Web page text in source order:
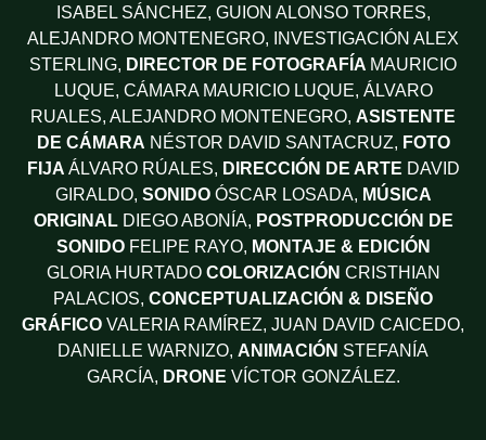
ISABEL SÁNCHEZ, GUION ALONSO TORRES,
ALEJANDRO MONTENEGRO,
INVESTIGACIÓN ALEX
STERLING, DIRECTOR DE FOTOGRAFÍA MAURICIO
LUQUE, CÁMARAMAURICIO LUQUE, ÁLVARO
RUALES, ALEJANDRO MONTENEGRO, ASISTENTE
DE CÁMARA NÉSTOR DAVID SANTACRUZ, FOTO
FIJA ÁLVARO RÚALES, DIRECCIÓN DE ARTE DAVID
GIRALDO, SONIDOÓSCAR LOSADA, MÚSICA
ORIGINALDIEGO ABONÍA, POSTPRODUCCIÓN DE
SONIDOFELIPE RAYO, MONTAJE & EDICIÓN
GLORIA HURTADO COLORIZACIÓN CRISTHIAN
PALACIOS, CONCEPTUALIZACIÓN & DISEÑO
GRÁFICO VALERIA RAMÍREZ, JUAN DAVID CAICEDO,
DANIELLE WARNIZO, ANIMACIÓN STEFANÍA
GARCÍA, DRONE VÍCTOR GONZÁLEZ.